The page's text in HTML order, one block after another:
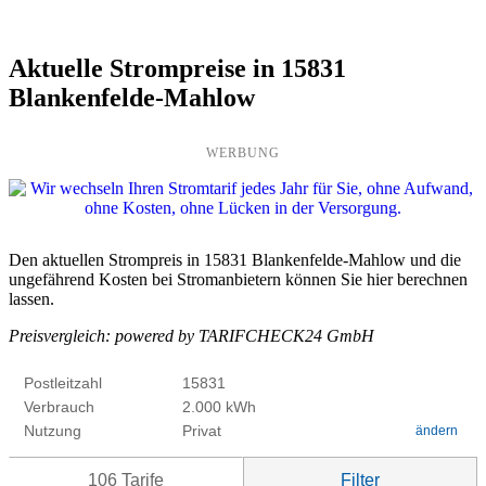
Aktuelle Strompreise in 15831
Blankenfelde-Mahlow
WERBUNG
Den aktuellen Strompreis in 15831 Blankenfelde-Mahlow und die
ungefährend Kosten bei Stromanbietern können Sie hier berechnen
lassen.
Preisvergleich: powered by TARIFCHECK24 GmbH